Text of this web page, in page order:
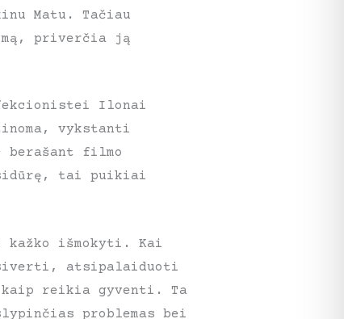
Matu. Tačiau
priverčia ją
Ilonai
vykstanti
berašant filmo
tai puikiai
išmokyti. Kai
atsipalaiduoti
reikia gyventi. Ta
problemas bei